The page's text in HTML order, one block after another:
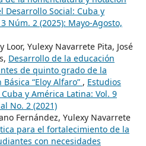
Desarrollo Social: Cuba y
Núm. 2 (2025): Mayo-Agosto,
Loor, Yulexy Navarrete Pita, José
Desarrollo de la educación
de quinto grado de la
“Eloy Alfaro” , Estudios
y América Latina: Vol. 9
No. 2 (2021)
Fernández, Yulexy Navarrete
para el fortalecimiento de la
con necesidades